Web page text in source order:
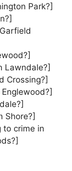
Park?]
Lawndale?]
Crossing?]
Shore?]
to crime in